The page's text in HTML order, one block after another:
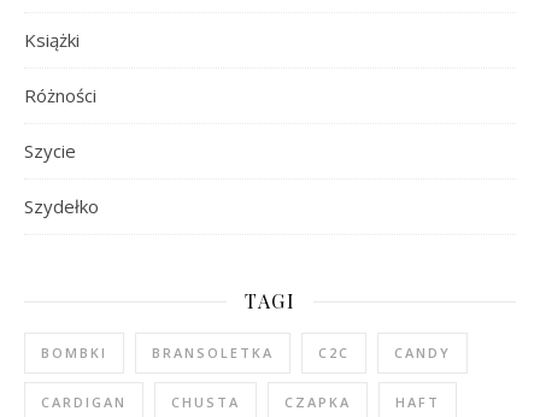
Książki
Różności
Szycie
Szydełko
TAGI
BOMBKI BRANSOLETKA C2C CANDY
CARDIGAN CHUSTA CZAPKA HAFT